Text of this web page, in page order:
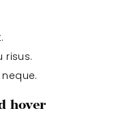
risus.
hover